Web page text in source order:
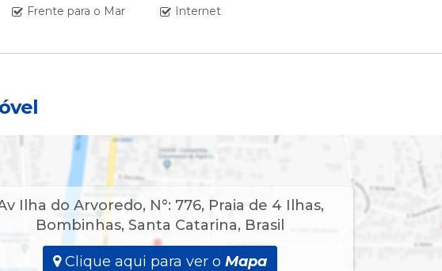
para 02 carros.
Box + 01 Cama Solteiro Box com Ar Split.
Box + 01 Cama Solteiro Box com Ar Split.
Box com Ar Split.
Frente para o Mar Internet
Ilha do Arvoredo, N°: 776, Praia de 4 Ilhas,
Bombinhas, Santa Catarina, Brasil
Clique aqui para ver o Mapa